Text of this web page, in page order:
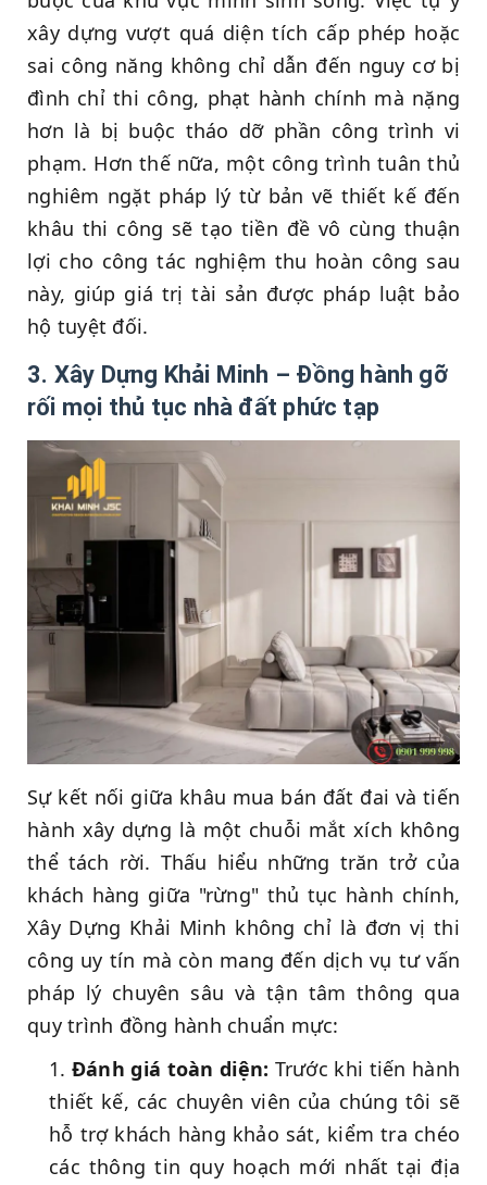
xây dựng vượt quá diện tích cấp phép hoặc
sai công năng không chỉ dẫn đến nguy cơ bị
đình chỉ thi công, phạt hành chính mà nặng
hơn là bị buộc tháo dỡ phần công trình vi
phạm. Hơn thế nữa, một công trình tuân thủ
nghiêm ngặt pháp lý từ bản vẽ thiết kế đến
khâu thi công sẽ tạo tiền đề vô cùng thuận
lợi cho công tác nghiệm thu hoàn công sau
này, giúp giá trị tài sản được pháp luật bảo
hộ tuyệt đối.
3. Xây Dựng Khải Minh – Đồng hành gỡ
rối mọi thủ tục nhà đất phức tạp
Sự kết nối giữa khâu mua bán đất đai và tiến
hành xây dựng là một chuỗi mắt xích không
thể tách rời. Thấu hiểu những trăn trở của
khách hàng giữa "rừng" thủ tục hành chính,
Xây Dựng Khải Minh không chỉ là đơn vị thi
công uy tín mà còn mang đến dịch vụ tư vấn
pháp lý chuyên sâu và tận tâm thông qua
quy trình đồng hành chuẩn mực:
Đánh giá toàn diện: Trước khi tiến hành
thiết kế, các chuyên viên của chúng tôi sẽ
hỗ trợ khách hàng khảo sát, kiểm tra chéo
các thông tin quy hoạch mới nhất tại địa